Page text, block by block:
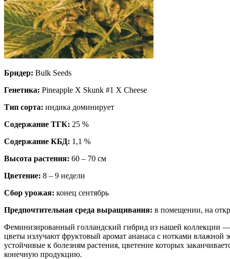
Бридер: Bulk Seeds
Генетика: Pineapple X Skunk #1 X Cheese
Тип сорта: индика доминирует
Содержание TГК: 25 %
Содержание КБД: 1,1 %
Высота растения: 60 – 70 cм
Цветение: 8 – 9 недели
Сбор урожая: конец сентябрь
Предпочтительная среда выращивания: в помещении, на
Феминизированный голландский гибрид из нашей коллекции
цветы излучают фруктовый аромат ананаса с нотками влажной
устойчивые к болезням растения, цветение которых
конечную продукцию.